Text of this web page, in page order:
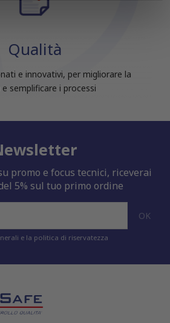
in cui utilizzi il nostro sito con i
di analisi dei dati web,
che hai fornito loro o che hanno
Qualità
e innovativi, per migliorare la
semplificare i processi
promo e focus tecnici, riceverai
5% sul tuo primo ordine
e la politica di riservatezza